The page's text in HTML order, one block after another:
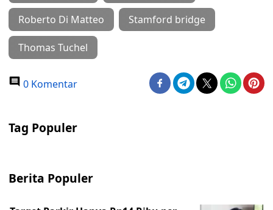
Roberto Di Matteo Stamford bridge
Thomas Tuchel
0 Komentar
Tag Populer
Berita Populer